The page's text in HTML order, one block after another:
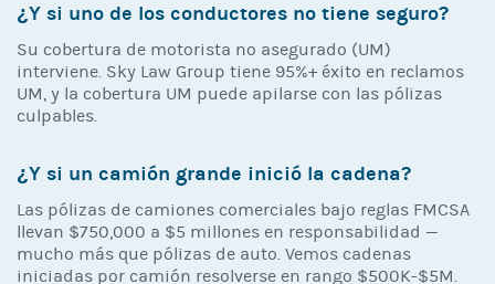
¿Y si uno de los conductores no tiene seguro?
Su cobertura de motorista no asegurado (UM)
interviene. Sky Law Group tiene 95%+ éxito en reclamos
UM, y la cobertura UM puede apilarse con las pólizas
culpables.
¿Y si un camión grande inició la cadena?
Las pólizas de camiones comerciales bajo reglas FMCSA
llevan $750,000 a $5 millones en responsabilidad —
mucho más que pólizas de auto. Vemos cadenas
iniciadas por camión resolverse en rango $500K-$5M.